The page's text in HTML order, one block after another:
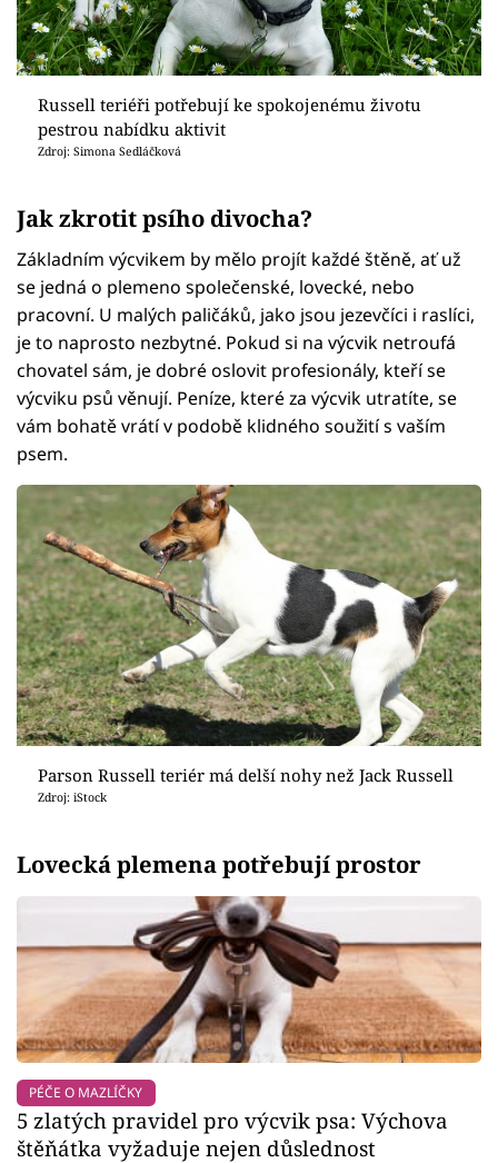
Russell teriéři potřebují ke spokojenému životu
pestrou nabídku aktivit
Zdroj: Simona Sedláčková
Jak zkrotit psího divocha?
Základním výcvikem by mělo projít každé štěně, ať už
se jedná o plemeno společenské, lovecké, nebo
pracovní. U malých paličáků, jako jsou jezevčíci i raslíci,
je to naprosto nezbytné. Pokud si na výcvik netroufá
chovatel sám, je dobré oslovit profesionály, kteří se
výcviku psů věnují. Peníze, které za výcvik utratíte, se
vám bohatě vrátí v podobě klidného soužití s vaším
psem.
Parson Russell teriér má delší nohy než Jack Russell
Zdroj: iStock
Lovecká plemena potřebují prostor
PÉČE O MAZLÍČKY
5 zlatých pravidel pro výcvik psa: Výchova
štěňátka vyžaduje nejen důslednost